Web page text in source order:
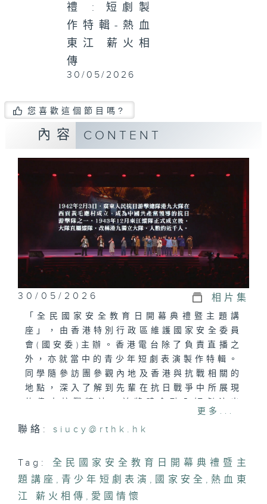
禮 : 短劇製
作特輯-熱血
東江 薪火相
傳
30/05/2026
您喜歡這個節目嗎?
內容 CONTENT
30/05/2026 相片集
「全民國家安全教育日開幕典禮暨主題講
座」，由香港特別行政區維護國家安全委員
會(國安委)主辦。香港電台除了負責直播之
外，亦就當中的青少年短劇表演製作特輯。
同學隨參訪團參觀內地及香港與抗戰相關的
地點，深入了解到先輩在抗日戰爭中所展現
中，呈現中國共產黨領導的東江縱隊在抗日
戰爭中的英勇事跡，表達對國家安全的理解
意識，並以深入淺出的方式讓市民明白國家
安全的重要性、全面性，以及國家安全與全
更多...
聯絡:siucy@rthk.hk
Tag:
全民國家安全教育日開幕典禮暨主
題講座 , 青少年短劇表演 , 國家安全 , 熱血東
江 薪火相傳 , 愛國情懷